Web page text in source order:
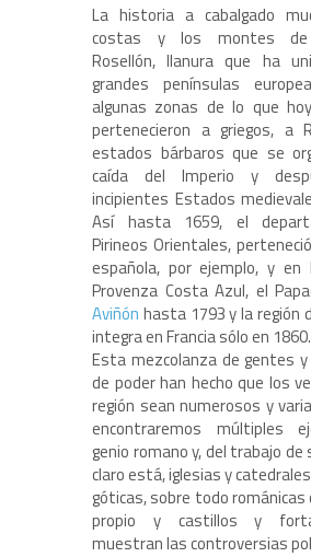
La historia a cabalgado
costas y los montes de
Rosellón, llanura que ha
grandes penínsulas
algunas zonas de lo que
pertenecieron a griegos, a
estados bárbaros que se
caída del Imperio y
incipientes Estados
Así hasta 1659, el
Pirineos Orientales,
española, por ejemplo, y en
Provenza Costa Azul, el
Aviñón hasta 1793 y la región
integra en Francia sólo en 1860.
Esta mezcolanza de gentes
de poder han hecho que los
región sean numerosos y
encontraremos múltiples
genio romano y, del trabajo de
claro está, iglesias y
góticas, sobre todo románicas
propio y castillos y
muestran las controversias